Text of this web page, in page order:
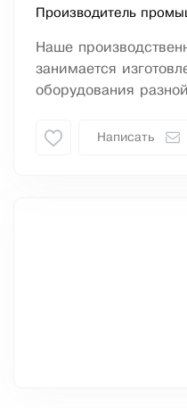
Производитель
Наше
занимается
оборудования
Написать